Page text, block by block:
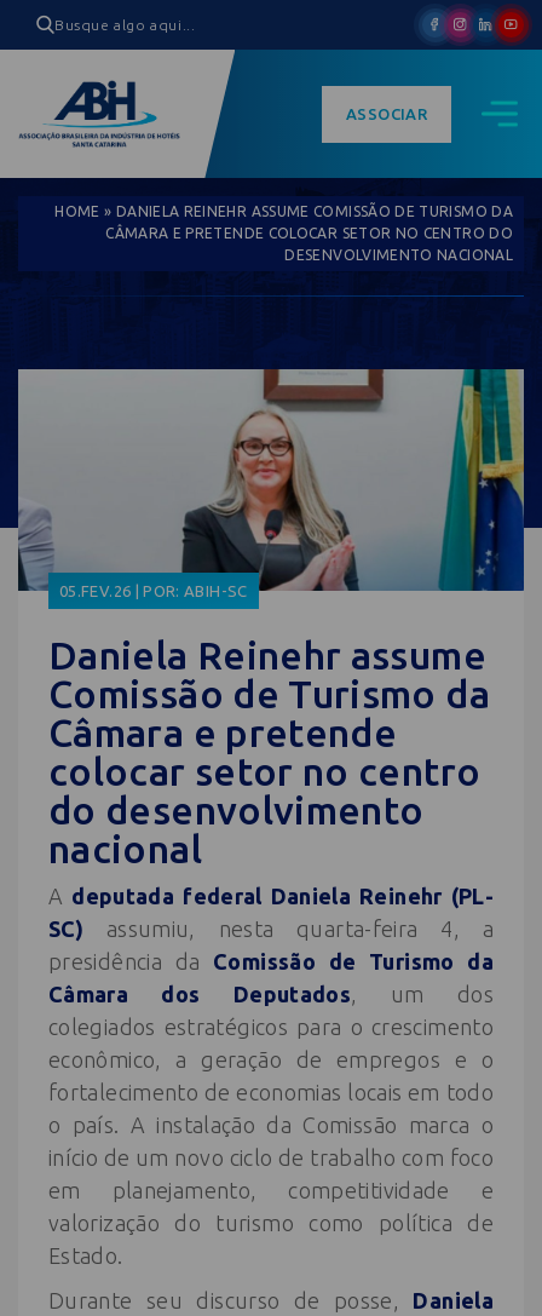
ASSOCIAR
HOME » DANIELA REINEHR ASSUME COMISSÃO DE TURISMO DA
CÂMARA E PRETENDE COLOCAR SETOR NO CENTRO DO
DESENVOLVIMENTO NACIONAL
05.FEV.26 | POR: ABIH-SC
Daniela Reinehr assume
Comissão de Turismo da
Câmara e pretende
colocar setor no centro
do desenvolvimento
nacional
A deputada federal Daniela Reinehr (PL-
SC) assumiu, nesta quarta-feira 4, a
presidência da Comissão de Turismo da
Câmara dos Deputados , um dos
colegiados estratégicos para o crescimento
econômico, a geração de empregos e o
fortalecimento de economias locais em todo
o país. A instalação da Comissão marca o
início de um novo ciclo de trabalho com foco
em planejamento, competitividade e
valorização do turismo como política de
Estado.
Durante seu discurso de posse, Daniela